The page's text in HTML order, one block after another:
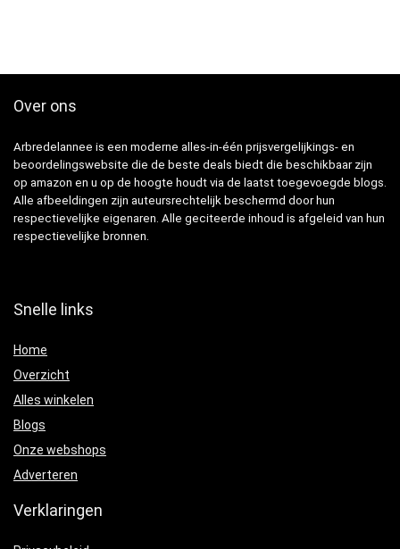
Over ons
Arbredelannee is een moderne alles-in-één prijsvergelijkings- en
beoordelingswebsite die de beste deals biedt die beschikbaar zijn
op amazon en u op de hoogte houdt via de laatst toegevoegde blogs.
Alle afbeeldingen zijn auteursrechtelijk beschermd door hun
respectievelijke eigenaren. Alle geciteerde inhoud is afgeleid van hun
respectievelijke bronnen.
Snelle links
Home
Overzicht
Alles winkelen
Blogs
Onze webshops
Adverteren
Verklaringen